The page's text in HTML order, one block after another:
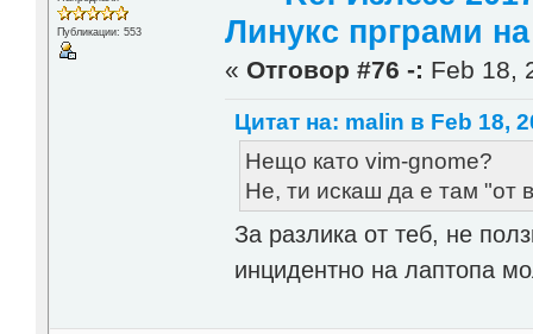
Публикации: 553
Линукс прграми
« Отговор #76 -: Feb 18,
Цитат на: malin в Feb 18,
Нещо като vim-gnome?
Не, ти искаш да е там "от
За разлика от теб, не
инцидентно на лаптопа